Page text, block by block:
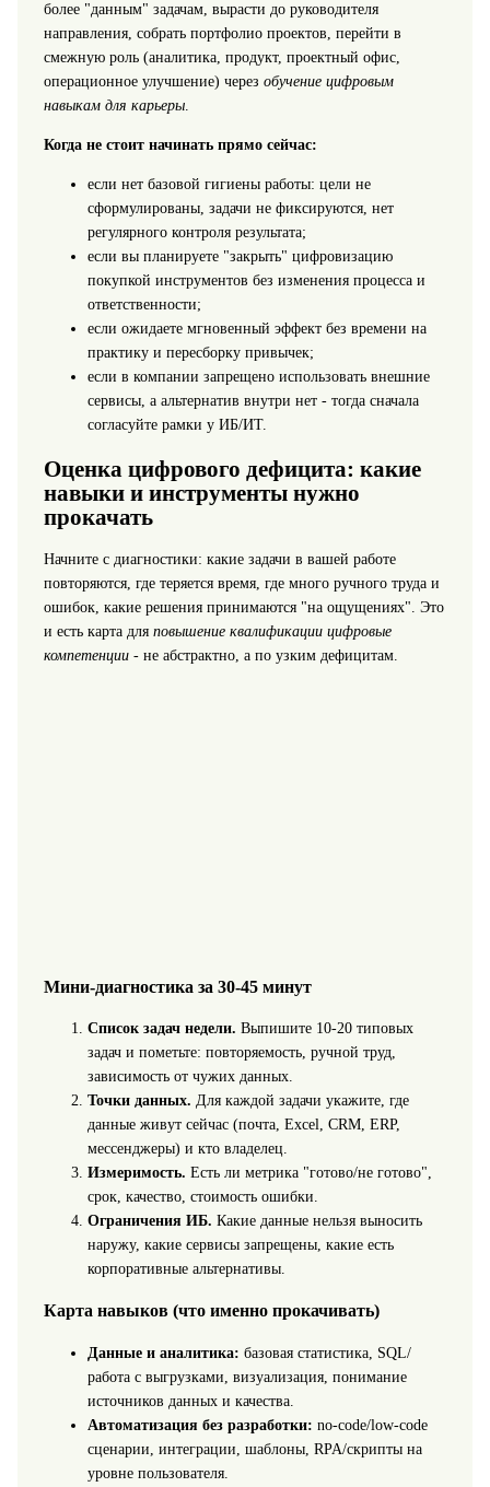
более "данным" задачам, вырасти до руководителя
направления, собрать портфолио проектов, перейти в
смежную роль (аналитика, продукт, проектный офис,
операционное улучшение) через обучение цифровым
навыкам для карьеры.
Когда не стоит начинать прямо сейчас:
если нет базовой гигиены работы: цели не
сформулированы, задачи не фиксируются, нет
регулярного контроля результата;
если вы планируете "закрыть" цифровизацию
покупкой инструментов без изменения процесса и
ответственности;
если ожидаете мгновенный эффект без времени на
практику и пересборку привычек;
если в компании запрещено использовать внешние
сервисы, а альтернатив внутри нет - тогда сначала
согласуйте рамки у ИБ/ИТ.
Оценка цифрового дефицита: какие
навыки и инструменты нужно
прокачать
Начните с диагностики: какие задачи в вашей работе
повторяются, где теряется время, где много ручного труда и
ошибок, какие решения принимаются "на ощущениях". Это
и есть карта для повышение квалификации цифровые
компетенции- не абстрактно, а по узким дефицитам.
Мини-диагностика за 30-45 минут
Список задач недели. Выпишите 10-20 типовых
задач и пометьте: повторяемость, ручной труд,
зависимость от чужих данных.
Точки данных. Для каждой задачи укажите, где
данные живут сейчас (почта, Excel, CRM, ERP,
мессенджеры) и кто владелец.
Измеримость. Есть ли метрика "готово/не готово",
срок, качество, стоимость ошибки.
Ограничения ИБ. Какие данные нельзя выносить
наружу, какие сервисы запрещены, какие есть
корпоративные альтернативы.
Карта навыков (что именно прокачивать)
Данные и аналитика: базовая статистика, SQL/
работа с выгрузками, визуализация, понимание
источников данных и качества.
Автоматизация без разработки: no-code/low-code
сценарии, интеграции, шаблоны, RPA/скрипты на
уровне пользователя.